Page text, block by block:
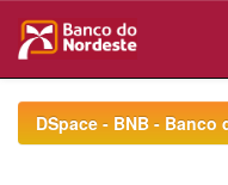
navigationDSpace - BNB -